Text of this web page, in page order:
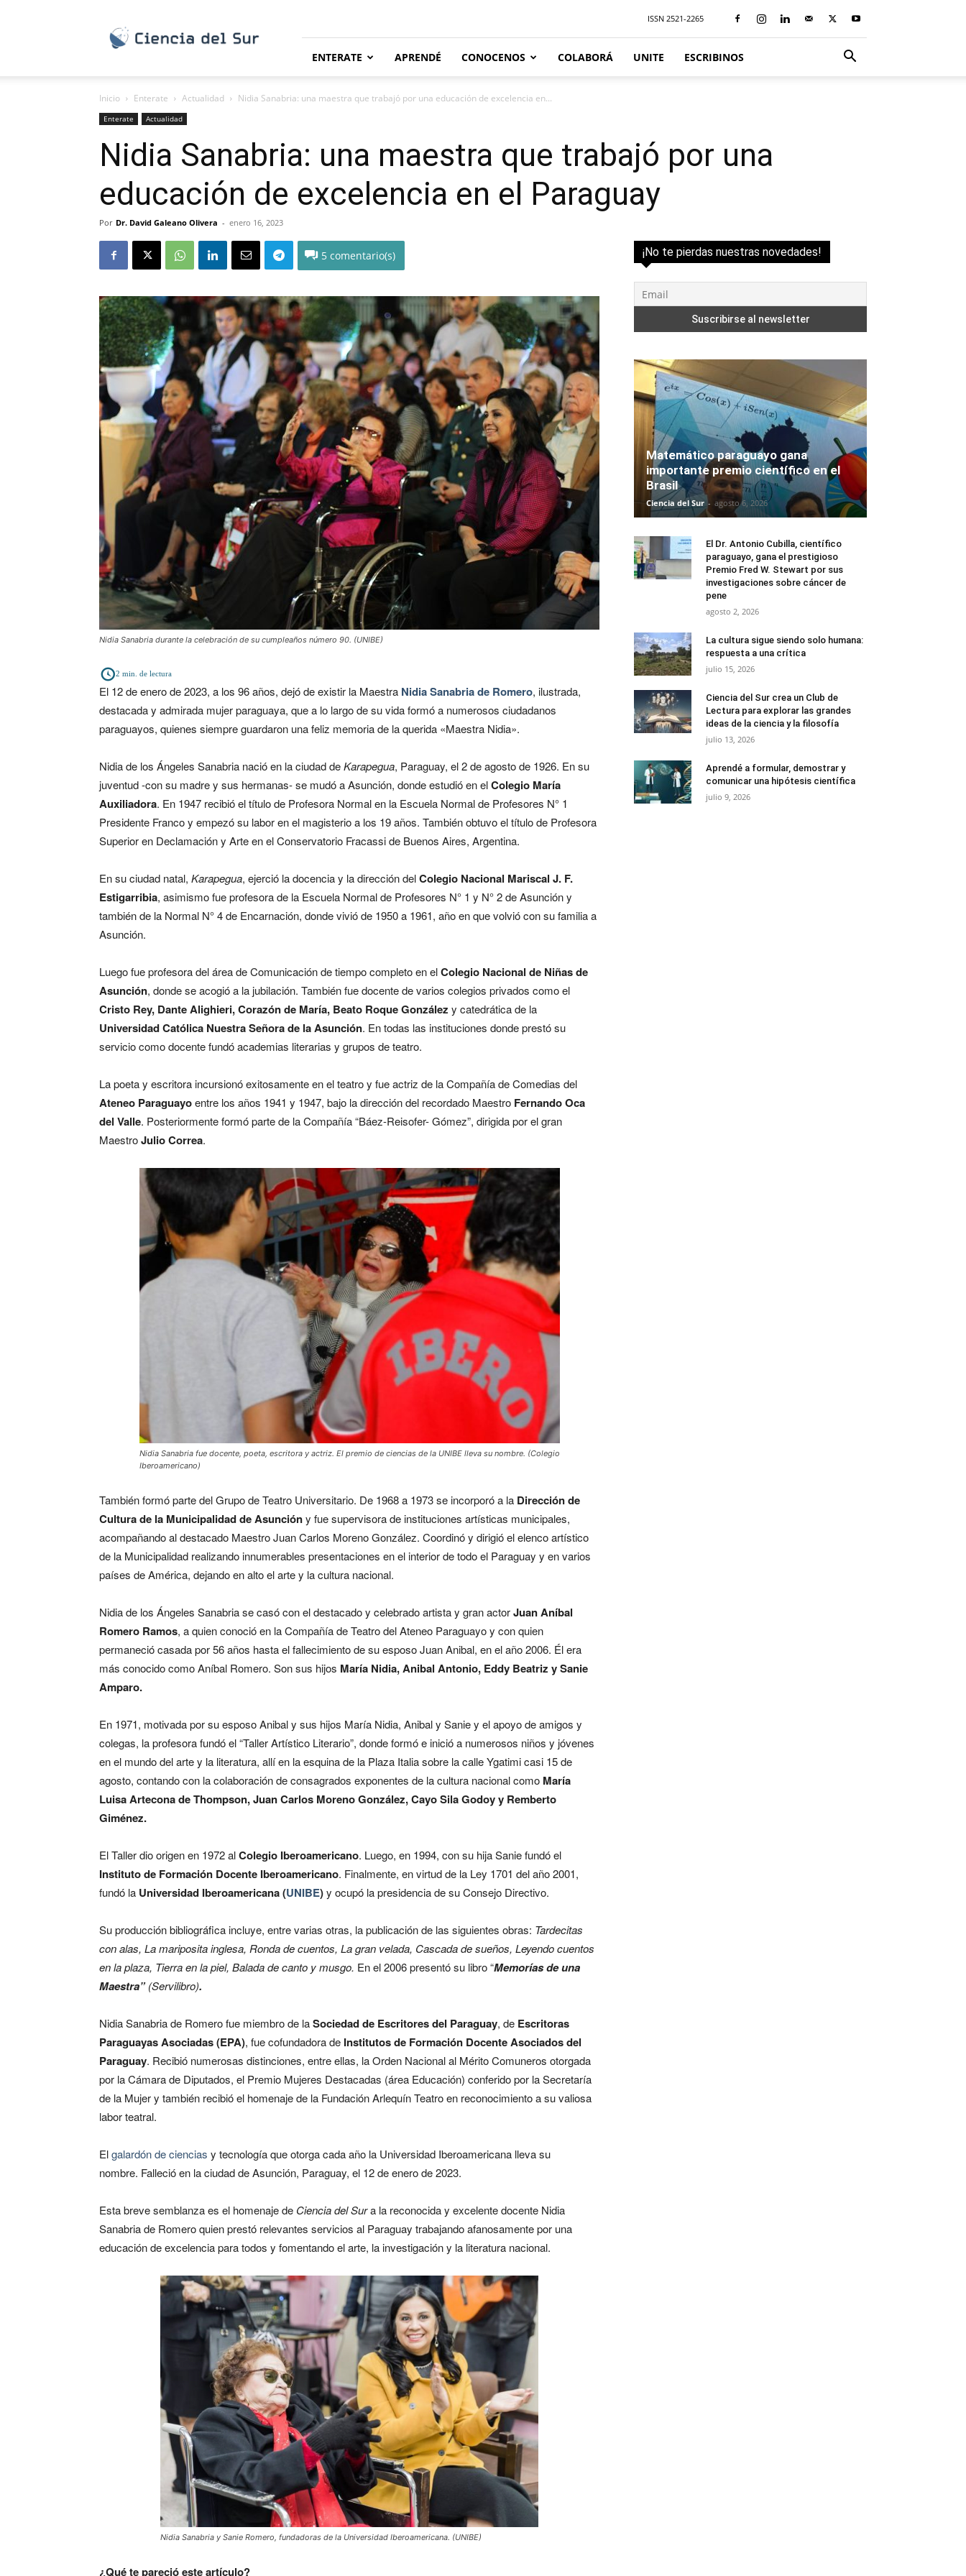
Sur
ISSN 2521-2265
ENTERATE APRENDÉ CONOCENOS COLABORÁ UNITE ESCRIBINOS
Inicio Enterate Actualidad Nidia Sanabria: una maestra que trabajó por una educación de excelencia en...
Enterate Actualidad
Nidia Sanabria: una maestra que trabajó por una
educación de excelencia en el Paraguay
Por Dr. David Galeano Olivera - enero 16, 2023
5
Nidia Sanabria durante la celebración de su cumpleaños número 90. (UNIBE)
2 min. de lectura
El 12 de enero de 2023, a los 96 años, dejó de existir la Maestra Nidia Sanabria de Romero, ilustrada,
destacada y admirada mujer paraguaya, que a lo largo de su vida formó a numerosos ciudadanos
paraguayos, quienes siempre guardaron una feliz memoria de la querida «Maestra Nidia».
Nidia de los Ángeles Sanabria nació en la ciudad deKarapegua, Paraguay, el 2 de agosto de 1926. En su
juventud -con su madre y sus hermanas- se mudó a Asunción, donde estudió en elColegio María
Auxiliadora. En 1947 recibió el título de Profesora Normal en la Escuela Normal de Profesores N° 1
Presidente Franco y empezó su labor en el magisterio a los 19 años. También obtuvo el título de Profesora
Superior en Declamación y Arte en el Conservatorio Fracassi de Buenos Aires, Argentina.
En su ciudad natal, Karapegua, ejerció la docencia y la dirección delColegio Nacional Mariscal J. F.
Estigarribia, asimismo fue profesora de la Escuela Normal de Profesores N° 1 y N° 2 de Asunción y
también de la Normal N° 4 de Encarnación, donde vivió de 1950 a 1961, año en que volvió con su familia a
Asunción.
Luego fue profesora del área de Comunicación de tiempo completo en elColegio Nacional de Niñas de
Asunción, donde se acogió a la jubilación. También fue docente de varios colegios privados como el
Cristo Rey, Dante Alighieri, Corazón de María, Beato Roque González y catedrática de la
Universidad Católica Nuestra Señora de la Asunción. En todas las instituciones donde prestó su
servicio como docente fundó academias literarias y grupos de teatro.
La poeta y escritora incursionó exitosamente en el teatro y fue actriz de la Compañía de Comedias del
Ateneo Paraguayoentre los años 1941 y 1947, bajo la dirección del recordado Maestro Fernando Oca
del Valle. Posteriormente formó parte de la Compañía “Báez-Reisofer- Gómez”, dirigida por el gran
MaestroJulio Correa.
Nidia Sanabria fue docente, poeta, escritora y actriz. El premio de ciencias de la UNIBE lleva su nombre. (Colegio
Iberoamericano)
También formó parte del Grupo de Teatro Universitario. De 1968 a 1973 se incorporó a la Dirección de
Cultura de la Municipalidad de Asuncióny fue supervisora de instituciones artísticas municipales,
acompañando al destacado Maestro Juan Carlos Moreno González. Coordinó y dirigió el elenco artístico
de la Municipalidad realizando innumerables presentaciones en el interior de todo el Paraguay y en varios
países de América, dejando en alto el arte y la cultura nacional.
Nidia de los Ángeles Sanabria se casó con el destacado y celebrado artista y gran actorJuan Aníbal
Romero Ramos, a quien conoció en la Compañía de Teatro del Ateneo Paraguayo y con quien
permaneció casada por 56 años hasta el fallecimiento de su esposo Juan Anibal, en el año 2006. Él era
más conocido como Aníbal Romero. Son sus hijos María Nidia, Anibal Antonio, Eddy Beatriz y Sanie
Amparo.
En 1971, motivada por su esposo Anibal y sus hijos María Nidia, Anibal y Sanie y el apoyo de amigos y
colegas, la profesora fundó el “Taller Artístico Literario”, donde formó e inició a numerosos niños y jóvenes
en el mundo del arte y la literatura, allí en la esquina de la Plaza Italia sobre la calle Ygatimi casi 15 de
agosto, contando con la colaboración de consagrados exponentes de la cultura nacional como María
Luisa Artecona de Thompson, Juan Carlos Moreno González, Cayo Sila Godoy y Remberto
Giménez.
El Taller dio origen en 1972 alColegio Iberoamericano. Luego, en 1994, con su hija Sanie fundó el
Instituto de Formación Docente Iberoamericano. Finalmente, en virtud de la Ley 1701 del año 2001,
fundó la Universidad Iberoamericana (UNIBE)y ocupó la presidencia de su Consejo Directivo.
Su producción bibliográfica incluye, entre varias otras, la publicación de las siguientes obras: Tardecitas
con alas, La mariposita inglesa, Ronda de cuentos, La gran velada, Cascada de sueños, Leyendo cuentos
en la plaza, Tierra en la piel, Balada de canto y musgo. En el 2006 presentó su libro “Memorías de una
Maestra”(Servilibro).
Nidia Sanabria de Romero fue miembro de laSociedad de Escritores del Paraguay, de Escritoras
Paraguayas Asociadas (EPA), fue cofundadora de Institutos de Formación Docente Asociados del
Paraguay. Recibió numerosas distinciones, entre ellas, la Orden Nacional al Mérito Comuneros otorgada
por la Cámara de Diputados, el Premio Mujeres Destacadas (área Educación) conferido por la Secretaría
de la Mujer y también recibió el homenaje de la Fundación Arlequín Teatro en reconocimiento a su valiosa
labor teatral.
Elgalardón de ciencias y tecnología que otorga cada año la Universidad Iberoamericana lleva su
nombre. Falleció en la ciudad de Asunción, Paraguay, el 12 de enero de 2023.
Esta breve semblanza es el homenaje de Ciencia del Sura la reconocida y excelente docente Nidia
Sanabria de Romero quien prestó relevantes servicios al Paraguay trabajando afanosamente por una
educación de excelencia para todos y fomentando el arte, la investigación y la literatura nacional.
Nidia Sanabria y Sanie Romero, fundadoras de la Universidad Iberoamericana. (UNIBE)
¿Qué te pareció este artículo?
¡No te pierdas nuestras novedades!
Matemático paraguayo gana
importante premio científico en el
Brasil
Ciencia del Sur - agosto 6, 2026
El Dr. Antonio Cubilla, científico
paraguayo, gana el prestigioso
Premio Fred W. Stewart por sus
investigaciones sobre cáncer de
pene
agosto 2, 2026
La cultura sigue siendo solo humana:
respuesta a una crítica
julio 15, 2026
Ciencia del Sur crea un Club de
Lectura para explorar las grandes
ideas de la ciencia y la filosofía
julio 13, 2026
Aprendé a formular, demostrar y
comunicar una hipótesis científica
julio 9, 2026